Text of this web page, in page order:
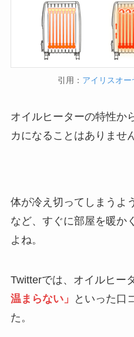
引用： アイリスオー
オイルヒーターの特性か
カになることはありませ
体が冷え切ってしまうよ
など、すぐに部屋を暖か
よね。
Twitterでは、オイルヒー
温まらない」
といった口
た。